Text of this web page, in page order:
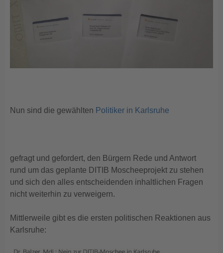
Nun sind die gewählten Politiker in Karlsruhe
gefragt und gefordert, den Bürgern Rede und Antwort
rund um das geplante DITIB Moscheeprojekt zu stehen
und sich den alles entscheidenden inhaltlichen Fragen
nicht weiterhin zu verweigern.
Mittlerweile gibt es die ersten politischen Reaktionen aus
Karlsruhe: